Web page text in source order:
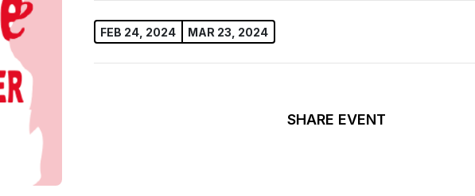
FEB 24, 2024 MAR 23, 2024
SHARE EVENT